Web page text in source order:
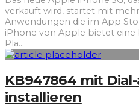
verkauft wird, startet mit
Anwendungen die im App
iPhone von Apple bietet
Pla...
KB947864 mit
installieren